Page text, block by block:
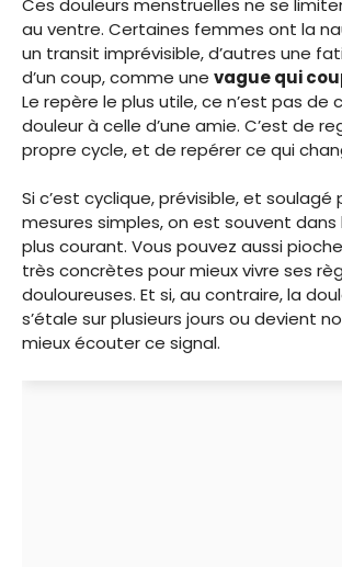
Ces douleurs menstruelles ne se
au ventre. Certaines femmes ont la
un transit imprévisible, d’autres une
d’un coup, comme une vague qui
Le repère le plus utile, ce n’est pas de
douleur à celle d’une amie. C’est de
propre cycle, et de repérer ce qui
Si c’est cyclique, prévisible, et soulagé
mesures simples, on est souvent dans
plus courant. Vous pouvez aussi
très concrètes pour mieux vivre ses
douloureuses. Et si, au contraire, la
s’étale sur plusieurs jours ou devient
mieux écouter ce signal.